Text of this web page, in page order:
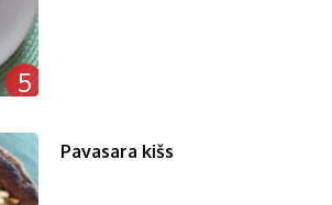
5
Pavasara kišs